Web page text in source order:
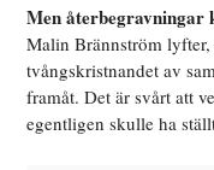
Men återbegravningar
Malin Brännström
tvångskristnandet av
framåt. Det är svårt att
egentligen skulle ha